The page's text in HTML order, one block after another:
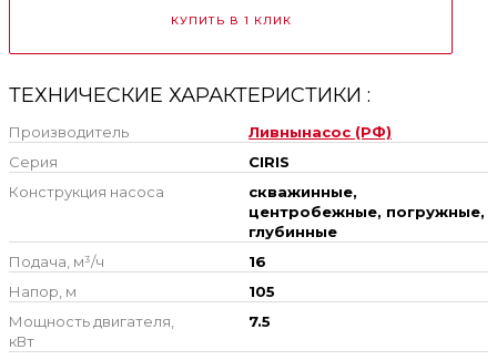
КУПИТЬ В 1 КЛИК
ТЕХНИЧЕСКИЕ ХАРАКТЕРИСТИКИ :
Производитель
Ливнынасос (РФ)
Серия
CIRIS
Конструкция насоса
скважинные,
центробежные, погружные,
глубинные
Подача, м³/ч
16
Напор, м
105
Мощность двигателя,
кВт
7.5